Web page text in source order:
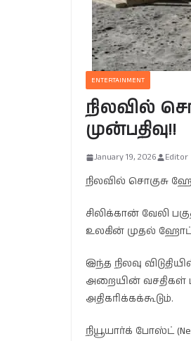
ENTERTAINMENT
நிலவில்
முன்பதிவு!!
January 19, 2026 Editor
நிலவில் சொகுசு
சிலிக்கான் வேலி
உலகின் முதல்
இந்த நிலவு
அறையின் வசதிகள்
அதிகரிக்கக்கூடும்.
நியூயார்க் போஸ்ட்